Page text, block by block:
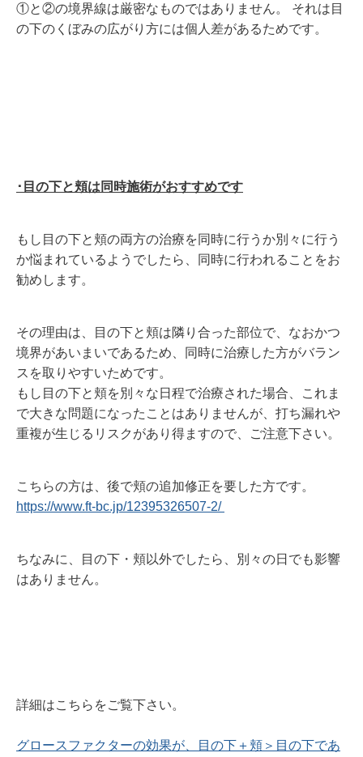
①と②の境界線は厳密なものではありません。 それは目
の下のくぼみの広がり方には個人差があるためです。
･目の下と頬は同時施術がおすすめです
もし目の下と頬の両方の治療を同時に行うか別々に行う
か悩まれているようでしたら、同時に行われることをお
勧めします。
その理由は、目の下と頬は隣り合った部位で、なおかつ
境界があいまいであるため、同時に治療した方がバラン
スを取りやすいためです。
もし目の下と頬を別々な日程で治療された場合、これま
で大きな問題になったことはありませんが、打ち漏れや
重複が生じるリスクがあり得ますので、ご注意下さい。
こちらの方は、後で頬の追加修正を要した方です。
https://www.ft-bc.jp/12395326507-2/
ちなみに、目の下・頬以外でしたら、別々の日でも影響
はありません。
詳細はこちらをご覧下さい。
グロースファクターの効果が、目の下＋頬＞目の下であ